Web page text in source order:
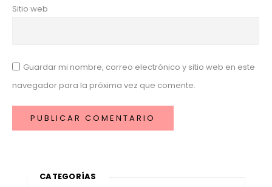
Sitio web
Guardar mi nombre, correo electrónico y sitio web en este
navegador para la próxima vez que comente.
CATEGORÍAS